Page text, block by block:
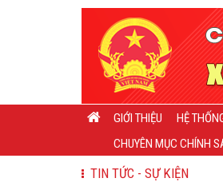
GIỚI THIỆU HỆ
CHUYÊN MỤC CHÍNH
TIN TỨC - SỰ KIỆN